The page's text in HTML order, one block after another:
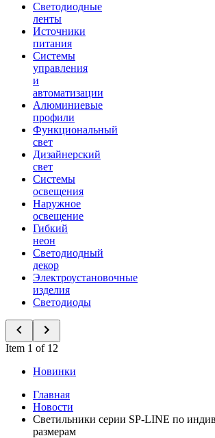
Светодиодные
ленты
Источники
питания
Системы
управления
и
автоматизации
Алюминиевые
профили
Функциональный
свет
Дизайнерский
свет
Системы
освещения
Наружное
освещение
Гибкий
неон
Светодиодный
декор
Электроустановочные
изделия
Светодиоды
Item 1 of 12
Новинки
Главная
Новости
Светильники серии SP-LINE по
размерам